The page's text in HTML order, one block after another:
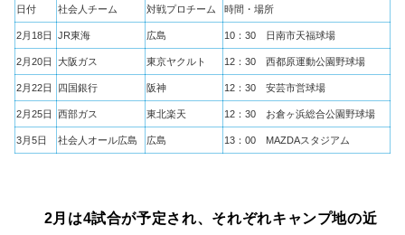
日付 社会人チーム 対戦プロチーム 時間・場所
2月18日 JR東海 広島 10：30 日南市天福球場
2月20日 大阪ガス 東京ヤクルト 12：30 西都原運動公園野球場
2月22日 四国銀行 阪神 12：30 安芸市営球場
2月25日 西部ガス 東北楽天 12：30 お倉ヶ浜総合公園野球場
3月5日 社会人オール広島 広島 13：00 MAZDAスタジアム
2月は4試合が予定され、それぞれキャンプ地の近